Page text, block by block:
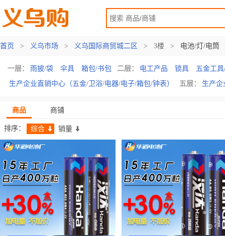
首页 > 义乌市场 > 义乌国际商贸城二区 > 3楼 > 电池/灯/电筒
一层： 雨披/袋 伞具 箱包/书包 二层： 电工产品 锁具
五金工
生产企业直销中心（五金/卫浴/电器/电子/箱包/钟表）
五层： 生产企
商品 商铺
排序： 综合 销量